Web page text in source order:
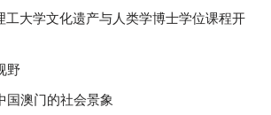
工大学文化遗产与人类学博士学位课程开
野
国澳门的社会景象